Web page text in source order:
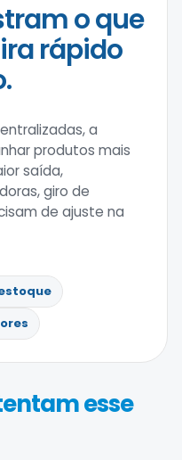
o que
rápido
a
produtos mais
saída,
giro de
de ajuste na
esse